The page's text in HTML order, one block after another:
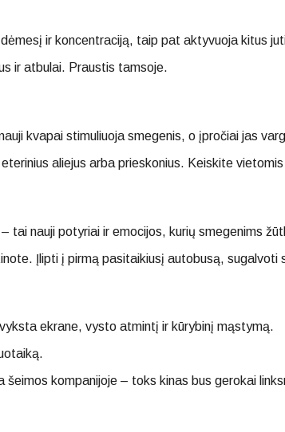
ir koncentraciją, taip pat aktyvuoja kitus
ir atbulai. Praustis tamsoje.
kvapai stimuliuoja smegenis, o įpročiai jas
aliejus arba prieskonius. Keiskite
tai nauji potyriai ir emocijos, kurių smegenims
Įlipti į pirmą pasitaikiusį autobusą, sugalvoti
ekrane, vysto atmintį ir kūrybinį mąstymą.
kompanijoje – toks kinas bus gerokai